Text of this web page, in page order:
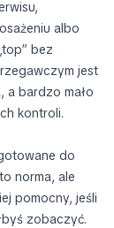
albo
bez
jest
a bardzo mało
kontroli.
do
norma, ale
pomocny, jeśli
zobaczyć.